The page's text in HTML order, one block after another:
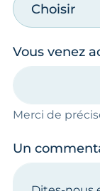
Choisir
Vous venez
Merci de
Un